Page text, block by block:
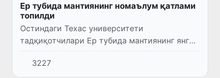
Ер тубида мантиянинг номаълум қатлами
топилди
Остиндаги Техас университети
тадқиқотчилари Ер тубида мантиянинг янги
қатламини аниқлашди.
3227